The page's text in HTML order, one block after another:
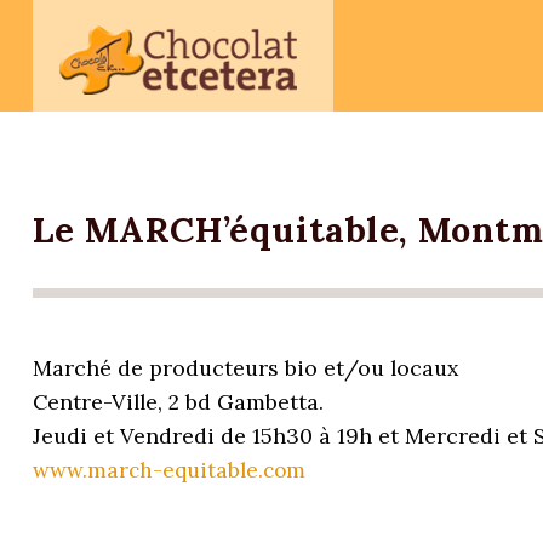
Le MARCH’équitable,
Marché de producteurs bio et/ou locaux
Centre-Ville, 2 bd Gambetta.
Jeudi et Vendredi de 15h30 à 19h et Mercredi et
www.march-equitable.com